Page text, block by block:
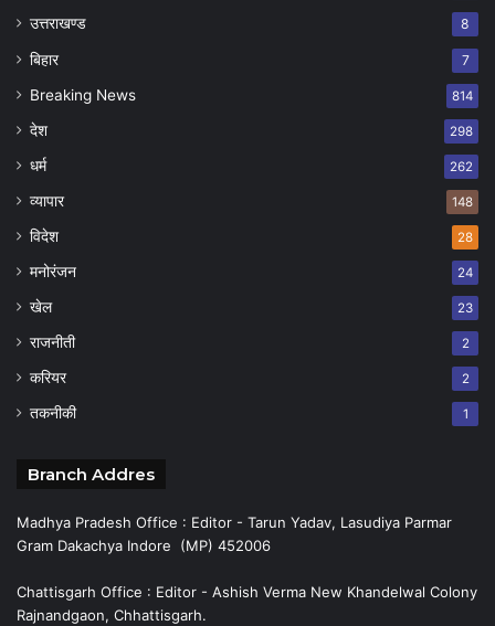
उत्तराखण्ड 8
बिहार 7
Breaking News 814
देश 298
धर्म 262
व्यापार 148
विदेश 28
मनोरंजन 24
खेल 23
राजनीती 2
करियर 2
तकनीकी 1
Branch Addres
Madhya Pradesh Office : Editor - Tarun Yadav, Lasudiya Parmar
Gram Dakachya Indore (MP) 452006
Chattisgarh Office : Editor - Ashish Verma New Khandelwal Colony
Rajnandgaon, Chhattisgarh.